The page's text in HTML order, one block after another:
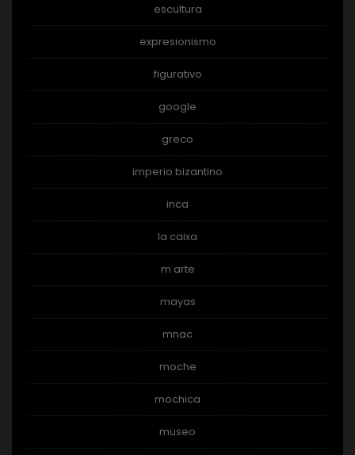
escultura
expresionismo
figurativo
google
greco
imperio bizantino
inca
la caixa
m arte
mayas
mnac
moche
mochica
museo